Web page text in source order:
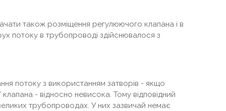
також розміщення регулюючого клапана і в
потоку в трубопроводі здійснювалося з
потоку з використанням затворів - якщо
- відносно невисока. Тому відповідний
трубопроводах. У них зазвичай немає